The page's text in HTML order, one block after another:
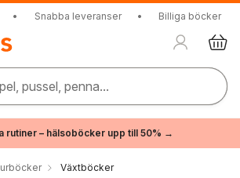
• Snabba leveranser • Billiga böcker
pussel, penna...
rutiner – hälsoböcker upp till 50% →
Växtböcker